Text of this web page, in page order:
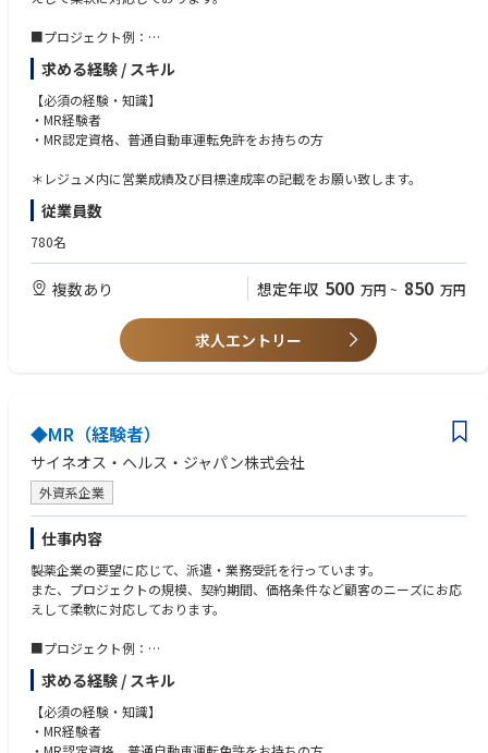
■プロジェクト例：
・各疾患領域（糖尿病、循環器、消化器、オンコロジー、希少疾患など）
に網羅的に対応
・製品（新薬、長期収載品、ジェネリック医薬品）の対応
施設（DPC病院、大学病院、基幹病院、保険薬局本部／店舗、特約店な
ど）の対応
・成果報酬型（KPI設定による価格変動型）
力化、女性／シニア人材によるパートタイム型）
求める経験 / スキル
【必須の経験・知識】
・MR経験者
・MR認定資格、普通自動車運転免許をお持ちの方
＊レジュメ内に営業成績及び目標達成率の記載をお願い致します。
従業員数
780名
複数あり 想定年収 500 万円 ~ 850 万円
求人エントリー
◆MR（経験者）
サイネオス・ヘルス・ジャパン株式会社
外資系企業
仕事内容
製薬企業の要望に応じて、派遣・業務受託を行っています。
また、プロジェクトの規模、契約期間、価格条件など顧客のニーズにお応
えして柔軟に対応しております。
■プロジェクト例：
・各疾患領域（糖尿病、循環器、消化器、オンコロジー、希少疾患など）
に網羅的に対応
・製品（新薬、長期収載品、ジェネリック医薬品）の対応
施設（DPC病院、大学病院、基幹病院、保険薬局本部／店舗、特約店な
ど）の対応
求める経験 / スキル
【必須の経験・知識】
・MR経験者